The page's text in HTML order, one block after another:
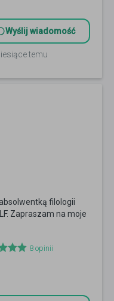
Wyślij wiadomość
temu
filologii
Zapraszam na moje
8 opinii